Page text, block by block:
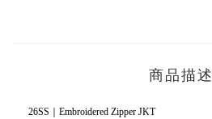
商品描述
26SS｜Embroidered Zipper JKT